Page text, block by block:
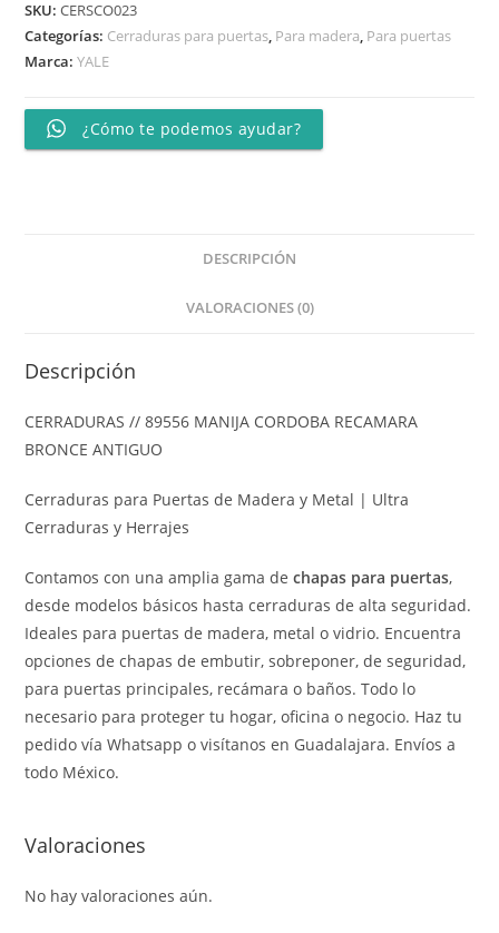
SKU:CERSCO023
Categorías: Cerraduras para puertas, Para madera, Para puertas
Marca:YALE
¿Cómo te podemos ayudar?
DESCRIPCIÓN
VALORACIONES (0)
Descripción
CERRADURAS // 89556 MANIJA CORDOBA RECAMARA
BRONCE ANTIGUO
Cerraduras para Puertas de Madera y Metal | Ultra
Cerraduras y Herrajes
Contamos con una amplia gama dechapas para puertas,
desde modelos básicos hasta cerraduras de alta seguridad.
Ideales para puertas de madera, metal o vidrio. Encuentra
opciones de chapas de embutir, sobreponer, de seguridad,
para puertas principales, recámara o baños. Todo lo
necesario para proteger tu hogar, oficina o negocio. Haz tu
pedido vía Whatsapp o visítanos en Guadalajara. Envíos a
todo México.
Valoraciones
No hay valoraciones aún.